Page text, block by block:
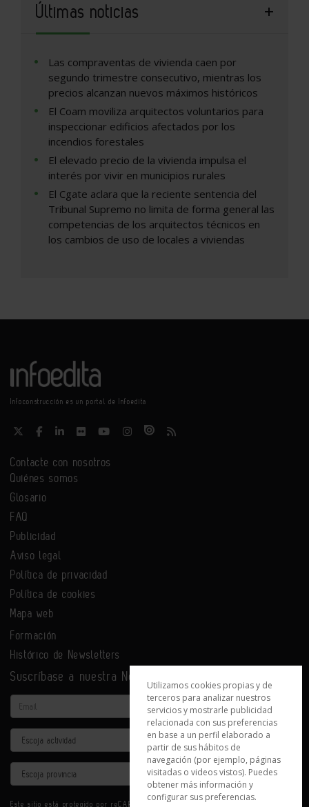
Últimas noticias
Las compraventas de vivienda caen por
segundo trimestre consecutivo, mientras los
precios alcanzan nuevos máximos históricos
El Coam moviliza arquitectos voluntarios para
inspeccionar edificios afectados por los
incendios forestales
El elevado precio de la vivienda impulsa el
interés por vivir en municipios rurales
El Cgate aclara que la reciente sentencia del
Tribunal Supremo no limita de forma general las
competencias de los arquitectos técnicos en
los cambios de uso de locales a viviendas
Infoconstrucción es un portal de Infoedita
Contacte con nosotros
Quiénes somos
Glosario
FAQ
Publicidad
Aviso legal
Política de privacidad
Política de cookies
Mapa web
Formación
Histórico de Newsletters
Suscríbase a nuestra Newsletter
Email
Actividad
Provincia
Este sitio está protegido por reCAPTCHA y se aplican la
Utilizamos cookies propias y de
terceros para analizar nuestros
servicios y mostrarle publicidad
relacionada con sus preferencias
en base a un perfil elaborado a
partir de sus hábitos de
navegación (por ejemplo, páginas
visitadas o videos vistos). Puedes
obtener más información y
configurar sus preferencias.